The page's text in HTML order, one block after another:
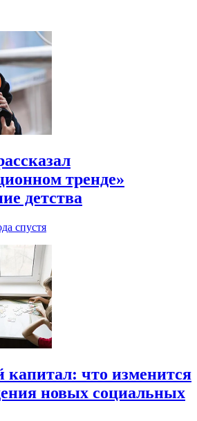
тренде»
детства
спустя
капитал: что изменится
новых социальных